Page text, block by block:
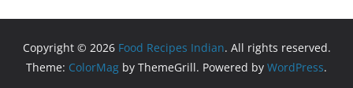
Copyright © 2026 Food Recipes Indian. All rights reserved.
Theme: ColorMag by ThemeGrill. Powered by WordPress.